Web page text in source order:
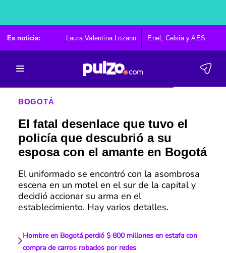
Es noticia: Laura Valentina Lozano Enel, Celsia y AES
BOGOTÁ
El fatal desenlace que tuvo el
policía que descubrió a su
esposa con el amante en Bogotá
El uniformado se encontró con la asombrosa
escena en un motel en el sur de la capital y
decidió accionar su arma en el
establecimiento. Hay varios detalles.
Hombre en Bogotá perdió $ 800 millones en estafa con
compra de carros robados por redes